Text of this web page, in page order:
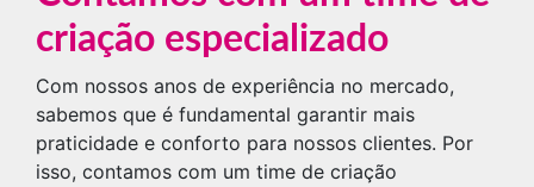
criação especializado
Com nossos anos de experiência no mercado,
sabemos que é fundamental garantir mais
praticidade e conforto para nossos clientes. Por
isso, contamos com um time de criação